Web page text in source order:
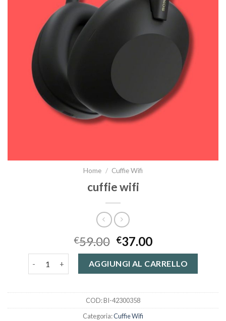
Home / Cuffie Wifi
cuffie wifi
€59.00 €37.00
cuffie wifi quantitàAGGIUNGI AL CARRELLO
COD:BI-42300358
Categoria:Cuffie Wifi